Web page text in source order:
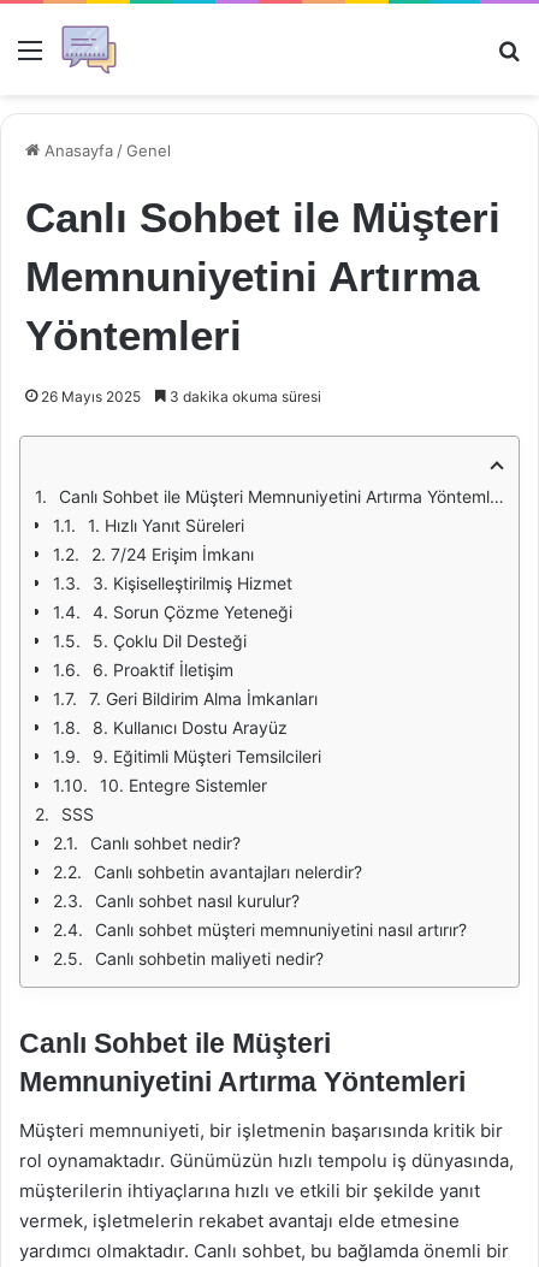
Menü
Anasayfa /Genel
Canlı Sohbet ile Müşteri
Memnuniyetini Artırma
Yöntemleri
26 Mayıs 2025 3 dakika okuma süresi
Canlı Sohbet ile Müşteri Memnuniyetini Artırma Yöntemleri
1. Hızlı Yanıt Süreleri
2. 7/24 Erişim İmkanı
3. Kişiselleştirilmiş Hizmet
4. Sorun Çözme Yeteneği
5. Çoklu Dil Desteği
6. Proaktif İletişim
7. Geri Bildirim Alma İmkanları
8. Kullanıcı Dostu Arayüz
9. Eğitimli Müşteri Temsilcileri
10. Entegre Sistemler
SSS
Canlı sohbet nedir?
Canlı sohbetin avantajları nelerdir?
Canlı sohbet nasıl kurulur?
Canlı sohbet müşteri memnuniyetini nasıl artırır?
Canlı sohbetin maliyeti nedir?
Canlı Sohbet ile Müşteri
Memnuniyetini Artırma Yöntemleri
Müşteri memnuniyeti, bir işletmenin başarısında kritik bir
rol oynamaktadır. Günümüzün hızlı tempolu iş dünyasında,
müşterilerin ihtiyaçlarına hızlı ve etkili bir şekilde yanıt
vermek, işletmelerin rekabet avantajı elde etmesine
yardımcı olmaktadır. Canlı sohbet, bu bağlamda önemli bir